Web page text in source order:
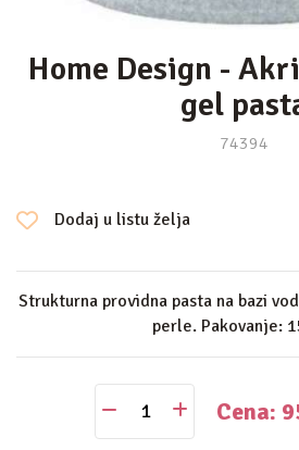
Home Design -
gel
74394
Dodaj u listu želja
Strukturna providna pasta na bazi
perle. Pakovanje:
Cena: